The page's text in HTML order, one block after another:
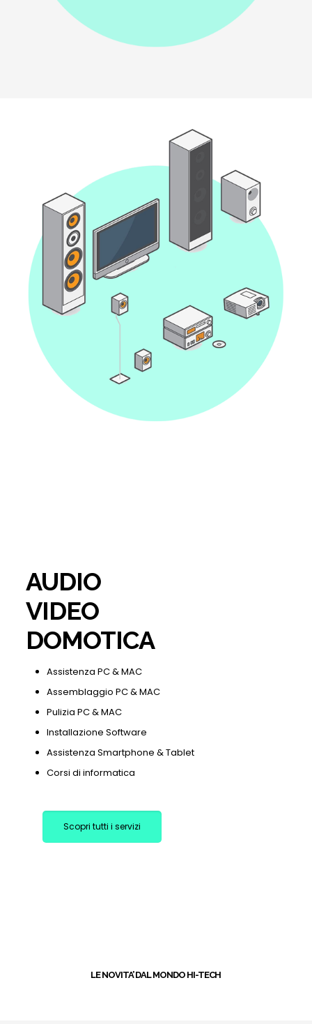
AUDIO
VIDEO
DOMOTICA
Assistenza PC & MAC
Assemblaggio PC & MAC
Pulizia PC & MAC
Installazione Software
Assistenza Smartphone & Tablet
Corsi di informatica
Scopri tutti i servizi
LE NOVITA’ DAL MONDO HI-TECH